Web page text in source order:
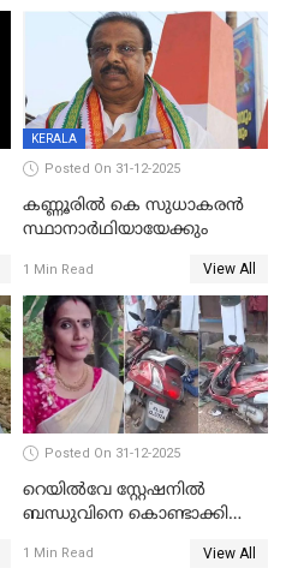
KERALA
Posted On 31-12-2025
കണ്ണൂരിൽ കെ സുധാകരൻ
സ്ഥാനാർഥിയായേക്കും
1 Min Read View All
Posted On 31-12-2025
റെയിൽവേ സ്റ്റേഷനിൽ
ബന്ധുവിനെ കൊണ്ടാക്കി
ലോറി സ്കൂട്ടറിൽ ഇടിച്ചു :
1 Min Read View All